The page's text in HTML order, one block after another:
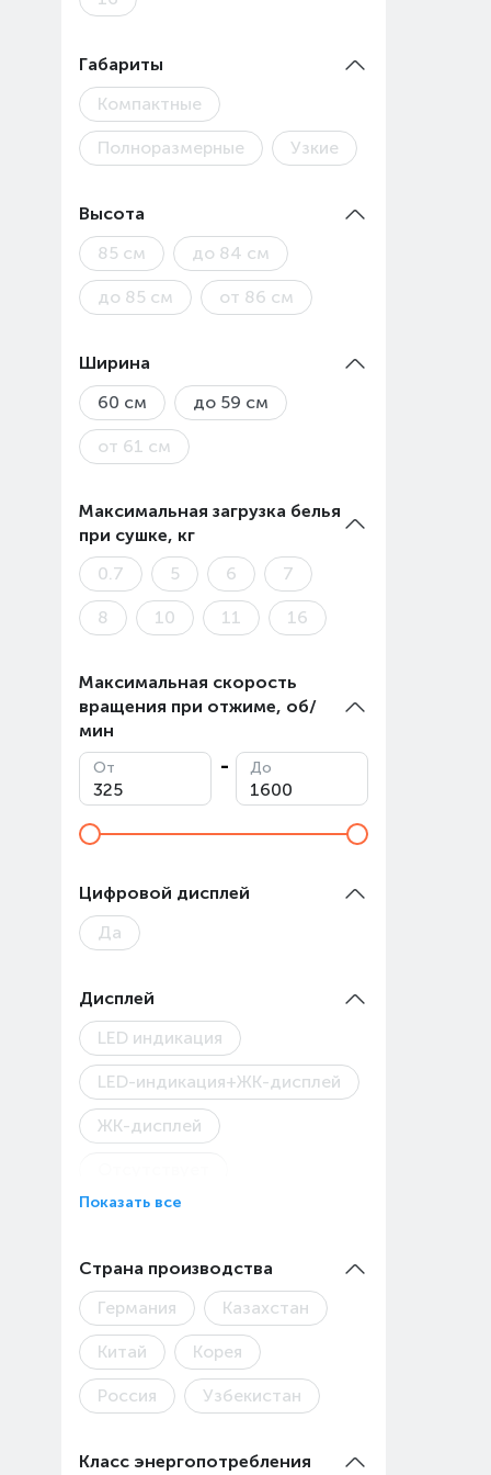
Габариты
Компактные
Полноразмерные Узкие
Высота
85 см
до 84 см
до 85 см от 86 см
Ширина
60 см
до 59 см
от 61 см
Максимальная загрузка белья
при сушке, кг
0.7
5 6 7
8 10 11 16
Максимальная скорость
вращения при отжиме, об/
мин
От До
Цифровой дисплей
Да
Дисплей
LED индикация
LED-индикация+ЖК-дисплей
ЖК-дисплей
Цифровой
Показать все
Страна производства
Германия
Казахстан
Китай Корея
Россия Узбекистан
Класс энергопотребления